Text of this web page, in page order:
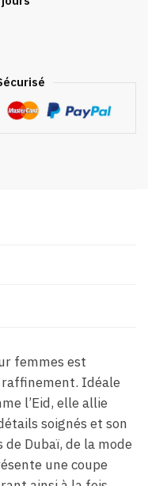
femmes est
raffinement. Idéale
l’Eid, elle allie
soignés et son
Dubaï, de la mode
une coupe